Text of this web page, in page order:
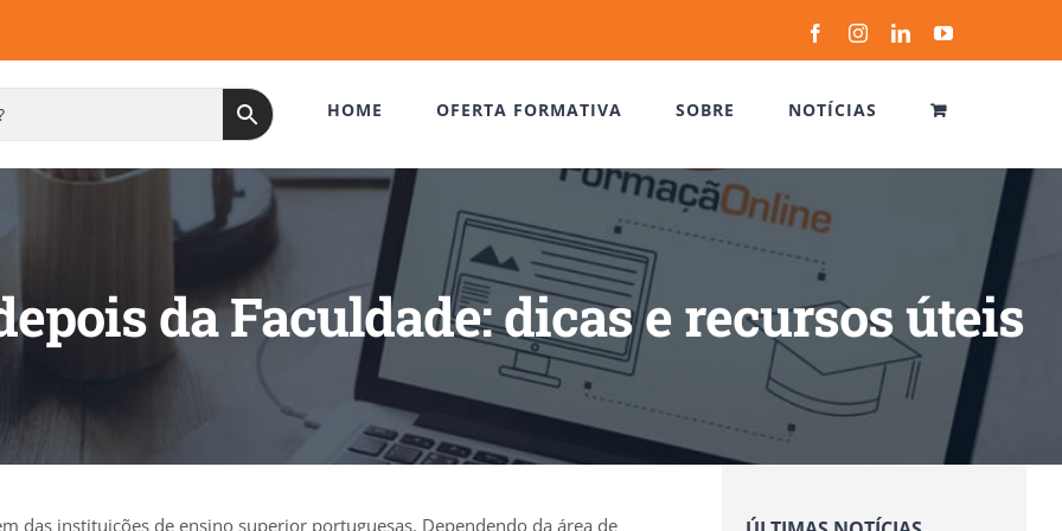
FacebookInstagramLinkedInYouTube
HOME OFERTA FORMATIVA SOBRE NOTÍCIAS
da Faculdade: dicas e recursos úteis
das instituições de ensino superior portuguesas. Dependendo da área de